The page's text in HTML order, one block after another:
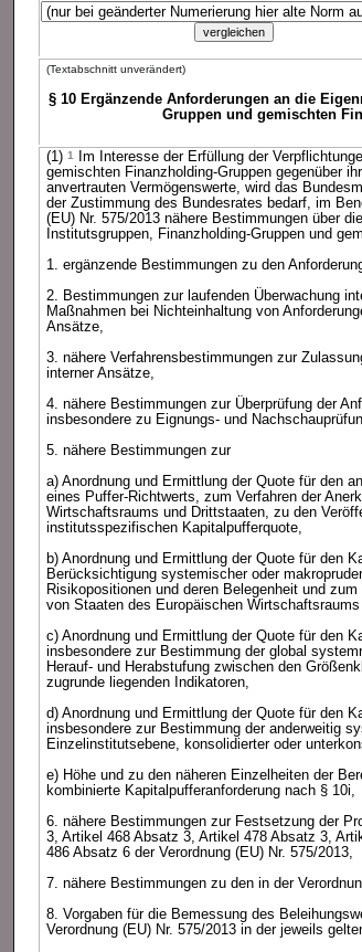
(Textabschnitt unverändert)
§ 10 Ergänzende Anforderungen an die
Gruppen und gemischten
(1) 1
Im Interesse der Erfüllung der
gemischten Finanzholding-Gruppen gegenüber
anvertrauten Vermögenswerte, wird das
der Zustimmung des Bundesrates bedarf, im
(EU) Nr. 575/2013 nähere Bestimmungen über
Institutsgruppen, Finanzholding-Gruppen und
1. ergänzende Bestimmungen zu den
2. Bestimmungen zur laufenden Überwachung
Maßnahmen bei Nichteinhaltung von
Ansätze,
3. nähere Verfahrensbestimmungen zur
interner Ansätze,
4. nähere Bestimmungen zur Überprüfung der
insbesondere zu Eignungs- und
5. nähere Bestimmungen zur
a) Anordnung und Ermittlung der Quote für den
eines Puffer-Richtwerts, zum Verfahren der
Wirtschaftsraums und Drittstaaten, zu den
institutsspezifischen Kapitalpufferquote,
b) Anordnung und Ermittlung der Quote für den
Berücksichtigung systemischer oder
Risikopositionen und deren Belegenheit und
von Staaten des Europäischen
c) Anordnung und Ermittlung der Quote für den
insbesondere zur Bestimmung der global
Herauf- und Herabstufung zwischen den
zugrunde liegenden Indikatoren,
d) Anordnung und Ermittlung der Quote für den
insbesondere zur Bestimmung der anderweitig
Einzelinstitutsebene, konsolidierter oder
e) Höhe und zu den näheren Einzelheiten der
kombinierte Kapitalpufferanforderung nach § 10i,
6. nähere Bestimmungen zur Festsetzung der
3, Artikel 468 Absatz 3, Artikel 478 Absatz 3,
486 Absatz 6 der Verordnung (EU) Nr. 575/2013,
7. nähere Bestimmungen zu den in der
8. Vorgaben für die Bemessung des
Verordnung (EU) Nr. 575/2013 in der jeweils